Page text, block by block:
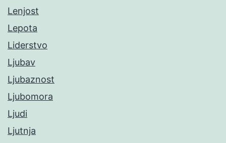
Lenjost
Lepota
Liderstvo
Ljubav
Ljubaznost
Ljubomora
Ljudi
Ljutnja